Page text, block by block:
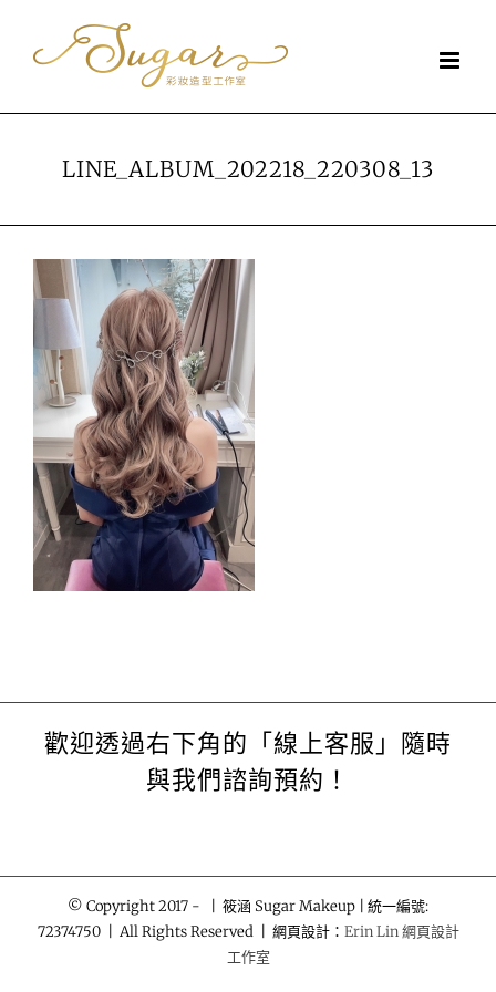
LINE_ALBUM_202218_220308_13
歡迎透過右下角的「線上客服」隨時
與我們諮詢預約！
© Copyright 2017 -
| 筱涵 Sugar Makeup | 統一編號:
72374750 | All Rights Reserved | 網頁設計： Erin Lin 網頁設計
工作室